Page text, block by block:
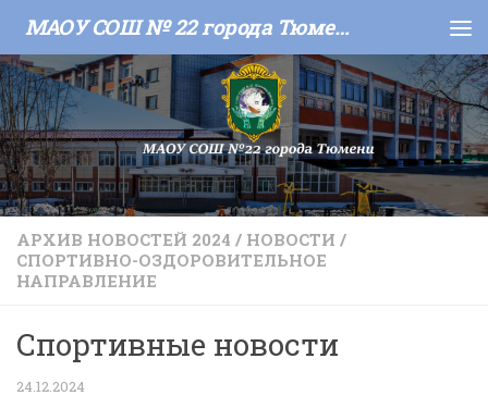
Skip to content МАОУ СОШ № 22 города Тюмени
АРХИВ НОВОСТЕЙ 2024 / НОВОСТИ /
СПОРТИВНО-ОЗДОРОВИТЕЛЬНОЕ
НАПРАВЛЕНИЕ
Спортивные новости
24.12.2024